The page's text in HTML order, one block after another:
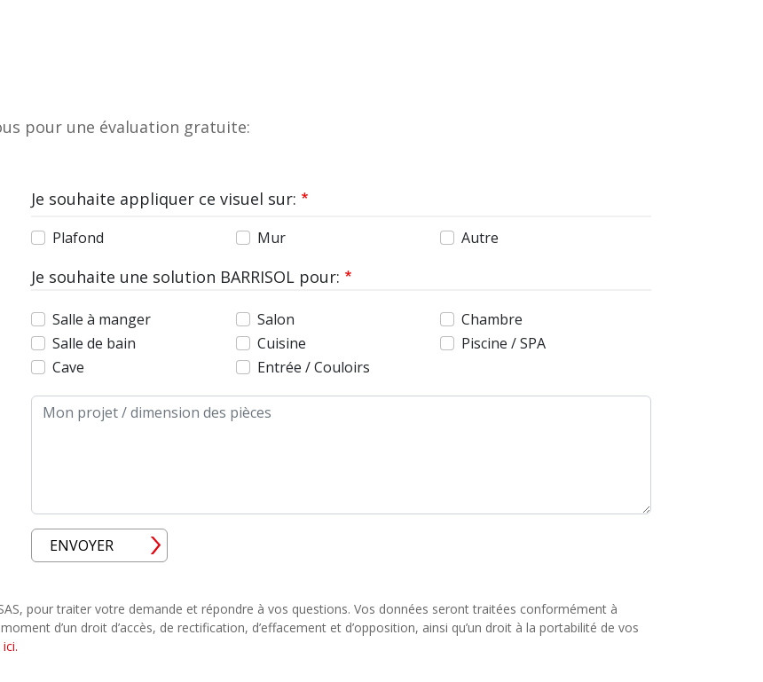
pour une évaluation gratuite:
Je souhaite appliquer ce visuel sur:
Plafond Mur Autre
Je souhaite une solution BARRISOL pour:
Salle à manger Salon
Chambre
Salle de bain
Cuisine
Piscine / SPA
Cave
Entrée / Couloirs
Message
ENVOYER
pour traiter votre demande et répondre à vos questions. Vos données seront traitées conformément à
d’un droit d’accès, de rectification, d’effacement et d’opposition, ainsi qu’un droit à la portabilité de vos